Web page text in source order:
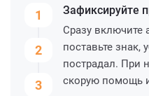
1
2
3
Зафиксируйте
Сразу включите
поставьте знак,
пострадал. При
скорую помощь